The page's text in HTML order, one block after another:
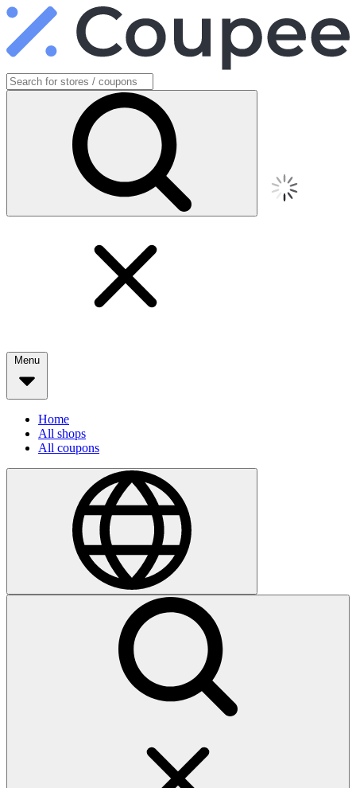
Menu
Home
All shops
All coupons